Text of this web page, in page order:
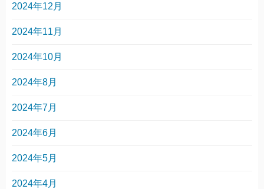
2024年12月
2024年11月
2024年10月
2024年8月
2024年7月
2024年6月
2024年5月
2024年4月